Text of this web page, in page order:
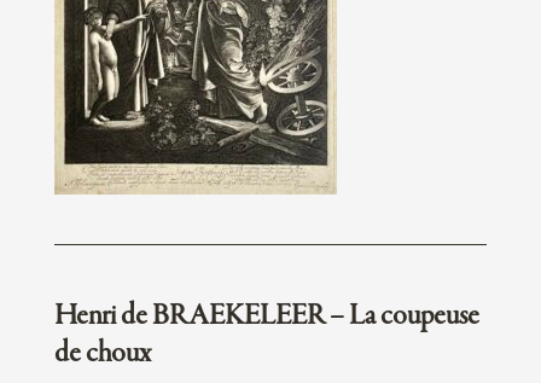
Henri de BRAEKELEER – La coupeuse
de choux